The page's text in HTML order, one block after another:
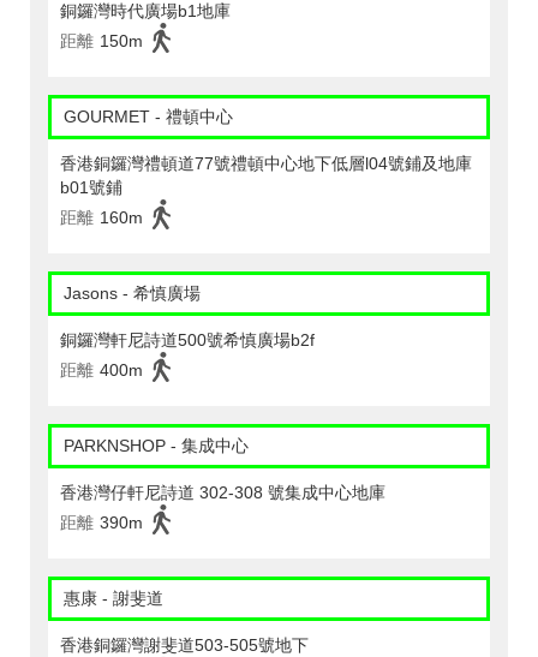
銅鑼灣時代廣場b1地庫
距離 150m
GOURMET - 禮頓中心
香港銅鑼灣禮頓道77號禮頓中心地下低層l04號鋪及地庫
b01號鋪
距離 160m
Jasons - 希慎廣場
銅鑼灣軒尼詩道500號希慎廣場b2f
距離 400m
PARKNSHOP - 集成中心
香港灣仔軒尼詩道 302-308 號集成中心地庫
距離 390m
惠康 - 謝斐道
香港銅鑼灣謝斐道503-505號地下